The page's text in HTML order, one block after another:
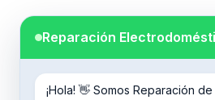
Reparación
¡Hola! 👋 Somos Reparación de